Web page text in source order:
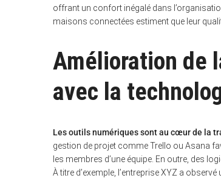
offrant un confort inégalé dans
maisons connectées estiment que leur
Amélioration de
avec la
Les outils numériques sont au cœur de la
gestion de projet comme Trello ou Asana
les membres d’une équipe. En outre, des
À titre d’exemple, l’entreprise XYZ a
S
c